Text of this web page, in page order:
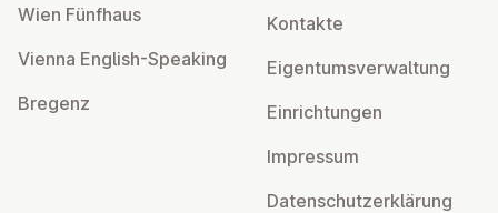
Wien Fünfhaus
Vienna English-Speaking
Bregenz
Kontakte
Ei­gentums­ver­wal­tung
Ein­rich­tun­gen
Impressum
Datens­chutzerklärung